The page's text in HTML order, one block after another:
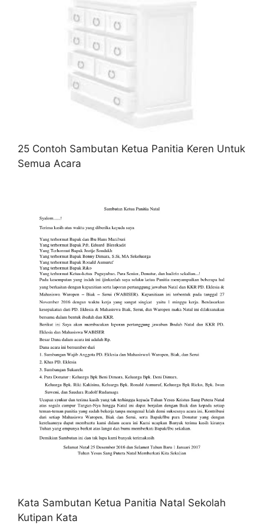
25 Contoh Sambutan Ketua Panitia Keren Untuk
Semua Acara
Kata Sambutan Ketua Panitia Natal Sekolah
Kutipan Kata